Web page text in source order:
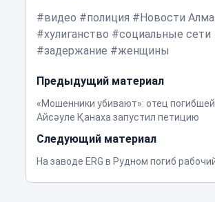
видео
полиция
Новости
хулиганство
социальные сети
задержание
женщины
Предыдущий материал
«Мошенники убивают»: отец
Айсәуле Қанаха запустил петицию
Следующий материал
На заводе ERG в Рудном погиб